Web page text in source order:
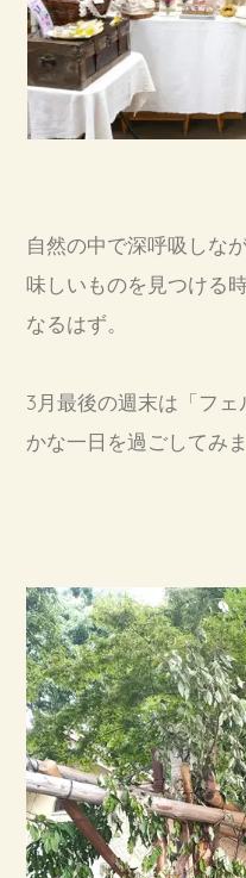
自然の中で深呼吸しな
味しいものを見つける
なるはず。
3月最後の週末は「フ
かな一日を過ごしてみま